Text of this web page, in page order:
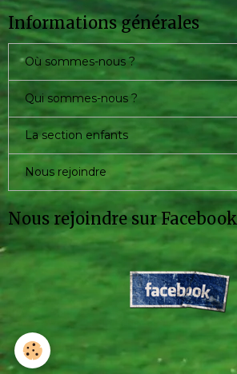
Informations générales
Où sommes-nous ?
Qui sommes-nous ?
La section enfants
Nous rejoindre
Nous rejoindre sur Facebook